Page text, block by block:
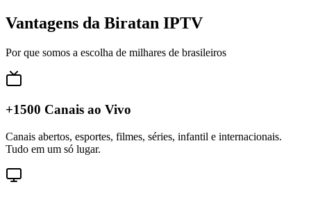
Vantagens da Biratan IPTV
Por que somos a escolha de milhares de brasileiros
+1500 Canais ao Vivo
Canais abertos, esportes, filmes, séries, infantil e internacionais.
Tudo em um só lugar.